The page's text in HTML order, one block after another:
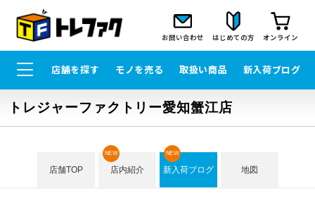
お問い合わせ はじめての方 オンライン
店舗を探す モノを売る 取扱い商品 新入荷ブログ
トレジャーファクトリー愛知蟹江店
店舗TOP 店内紹介
NEW
新入荷ブログ
NEW
地図